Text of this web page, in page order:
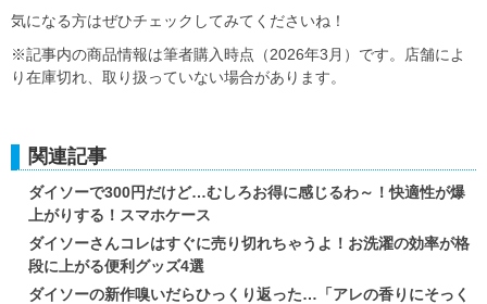
気になる方はぜひチェックしてみてくださいね！
※記事内の商品情報は筆者購入時点（2026年3月）です。店舗によ
り在庫切れ、取り扱っていない場合があります。
関連記事
ダイソーで300円だけど…むしろお得に感じるわ～！快適性が爆
上がりする！スマホケース
ダイソーさんコレはすぐに売り切れちゃうよ！お洗濯の効率が格
段に上がる便利グッズ4選
ダイソーの新作嗅いだらひっくり返った…「アレの香りにそっく